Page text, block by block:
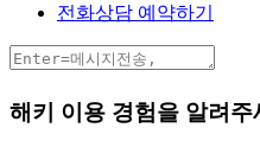
전화상담 예약하기
해키 이용 경험을 알려주